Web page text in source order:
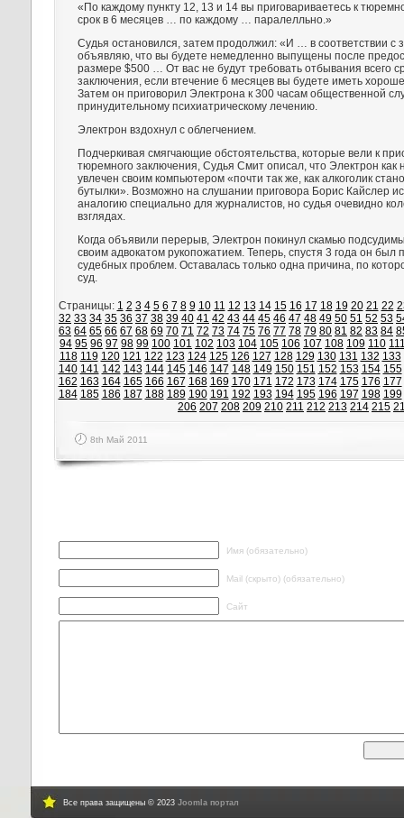
«По каждому пункту 12, 13 и 14 вы приговариваетесь к
срок в 6 месяцев … по каждому … паралелльно.»
Судья остановился, затем продолжил: «И … в соответствии с
объявляю, что вы будете немедленно выпущены после
размере $500 … От вас не будут требовать отбывания всего
заключения, если втечение 6 месяцев вы будете иметь
Затем он приговорил Электрона к 300 часам общественной
принудительному психиатрическому лечению.
Электрон вздохнул с облегчением.
Подчеркивая смягчающие обстоятельства, которые вели к
тюремного заключения, Судья Смит описал, что Электрон как
увлечен своим компьютером «почти так же, как алкоголик
бутылки». Возможно на слушании приговора Борис Кайслер
аналогию специально для журналистов, но судья очевидно
взглядах.
Когда объявили перерыв, Электрон покинул скамью
своим адвокатом рукопожатием. Теперь, спустя 3 года он был
судебных проблем. Оставалась только одна причина, по
суд.
Страницы: 1 2 3 4 5 6 7 8 9 10 11 12 13 14 15 16 17 18 19 20 21 22
32 33 34 35 36 37 38 39 40 41 42 43 44 45 46 47 48 49 50 51 52 53
63 64 65 66 67 68 69 70 71 72 73 74 75 76 77 78 79 80 81 82 83 84
94 95 96 97 98 99 100 101 102 103 104 105 106 107 108 109 110
118 119 120 121 122 123 124 125 126 127 128 129 130 131 132 133
140 141 142 143 144 145 146 147 148 149 150 151 152 153 154 155
162 163 164 165 166 167 168 169 170 171 172 173 174 175 176 177
184 185 186 187 188 189 190 191 192 193 194 195 196 197 198 199
206 207 208 209 210 211 212 213 214 215
8th Май 2011
Имя (обязательно)
Mail (скрыто) (обязательно)
Сайт
Все права защищены © 2023 Joomla портал